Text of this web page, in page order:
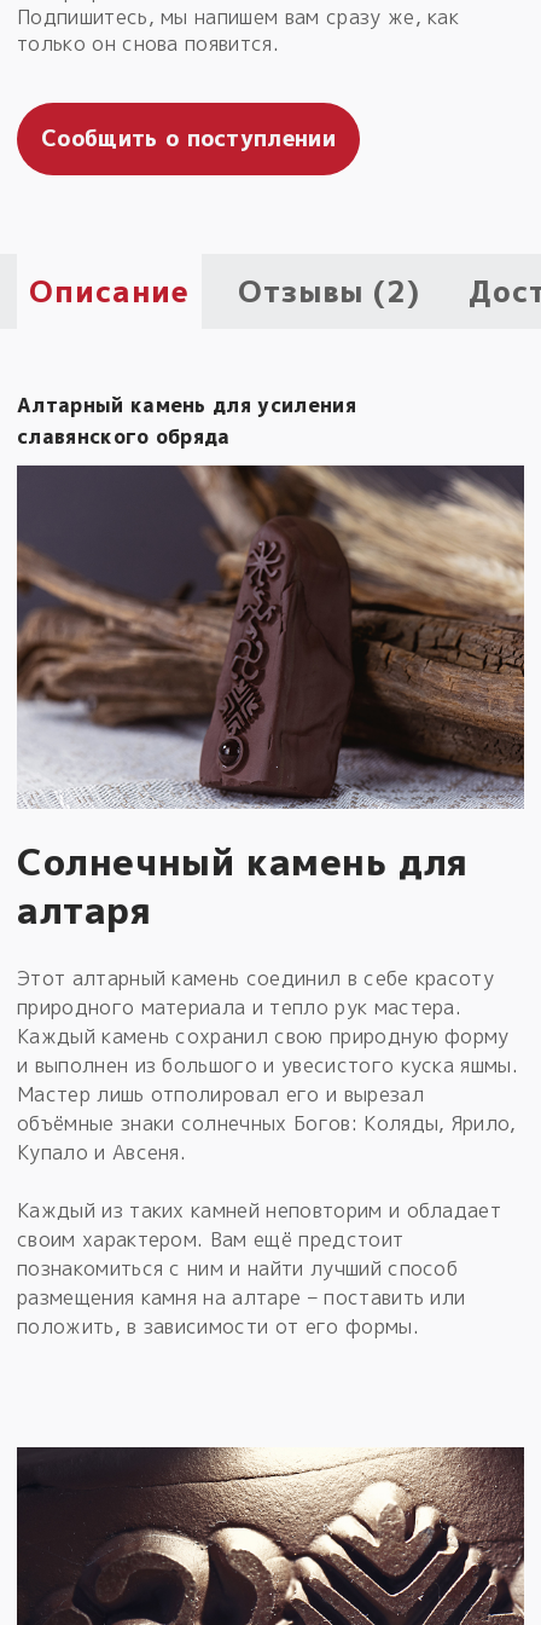
Пыльный сундучок
Товары со скидкой
Безоплатная доставка
на заказ от 4 тыс. руб. со скидкой
к заказу от 3 тыс. руб.
Подпишитесь, мы напишем вам сразу же, как
только он снова появится.
Сообщить о поступлении
Описание Отзывы (2)
Алтарный камень для усиления
славянского обряда
Солнечный камень для
алтаря
Этот алтарный камень соединил в себе красоту
природного материала и тепло рук мастера.
Каждый камень сохранил свою природную форму
и выполнен из большого и увесистого куска яшмы.
Мастер лишь отполировал его и вырезал
объёмные знаки солнечных Богов: Коляды, Ярило,
Купало и Авсеня.
Каждый из таких камней неповторим и обладает
своим характером. Вам ещё предстоит
познакомиться с ним и найти лучший способ
размещения камня на алтаре – поставить или
положить, в зависимости от его формы.